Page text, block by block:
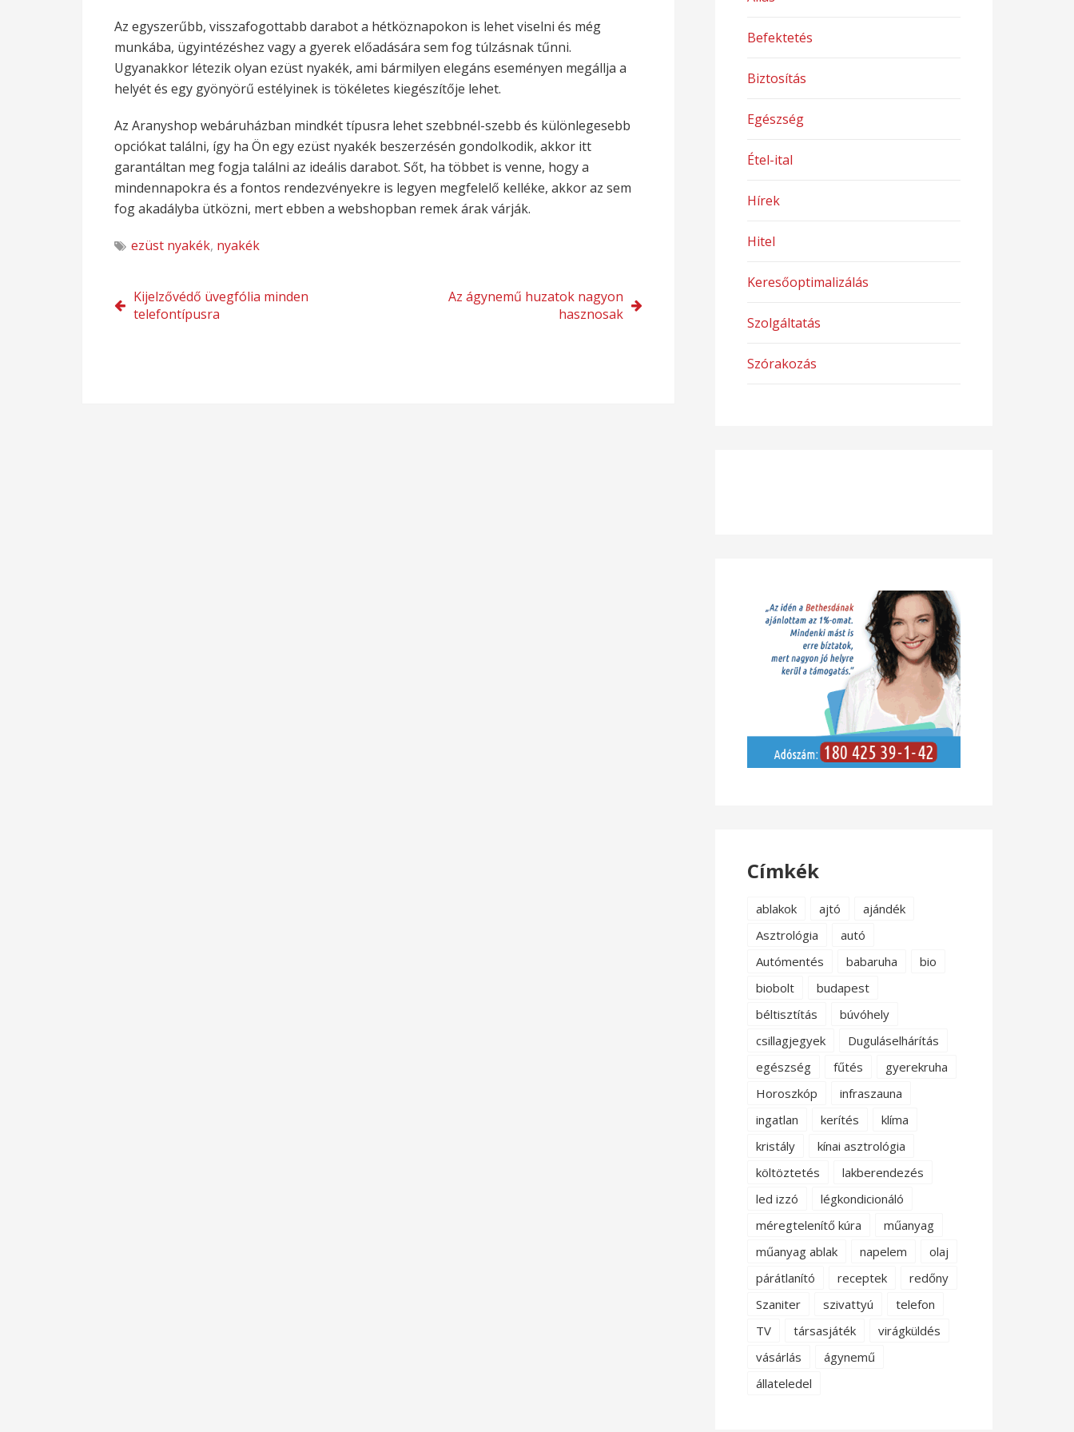
Az egyszerűbb, visszafogottabb darabot a hétköznapokon is lehet viselni és még
munkába, ügyintézéshez vagy a gyerek előadására sem fog túlzásnak tűnni.
Ugyanakkor létezik olyan ezüst nyakék, ami bármilyen elegáns eseményen megállja a
helyét és egy gyönyörű estélyinek is tökéletes kiegészítője lehet.
Az Aranyshop webáruházban mindkét típusra lehet szebbnél-szebb és különlegesebb
opciókat találni, így ha Ön egy ezüst nyakék beszerzésén gondolkodik, akkor itt
garantáltan meg fogja találni az ideális darabot. Sőt, ha többet is venne, hogy a
mindennapokra és a fontos rendezvényekre is legyen megfelelő kelléke, akkor az sem
fog akadályba ütközni, mert ebben a webshopban remek árak várják.
ezüst nyakék, nyakék
Bejegyzés
navigáció
Kijelzővédő üvegfólia minden
telefontípusra
Az ágynemű huzatok nagyon
hasznosak
Befektetés
Biztosítás
Egészség
Étel-ital
Hírek
Hitel
Keresőoptimalizálás
Szolgáltatás
Szórakozás
Címkék
ablakok ajtó
ajándék
Asztrológia
autó
Autómentés
babaruha
bio
biobolt
budapest
béltisztítás
búvóhely
csillagjegyek
Duguláselhárítás
egészség
fűtés
gyerekruha
Horoszkóp
infraszauna
ingatlan
kerítés
klíma
kristály
kínai asztrológia
költöztetés
lakberendezés
led izzó
légkondicionáló
méregtelenítő kúra
műanyag
műanyag ablak
napelem
olaj
párátlanító
receptek
redőny
Szaniter
szivattyú
telefon
TV
társasjáték
virágküldés
vásárlás
ágynemű
állateledel